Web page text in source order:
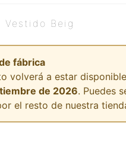
Vestido Beig
fábrica
volverá a estar
de 2026. Puedes
el resto de nuestra